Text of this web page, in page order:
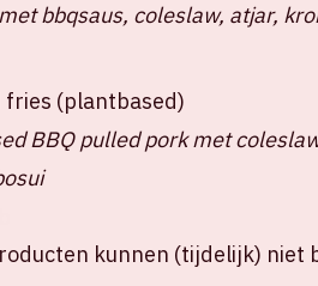
bbqsaus, coleslaw, atjar,
fries (plantbased)
BBQ pulled pork met
kunnen (tijdelijk) niet